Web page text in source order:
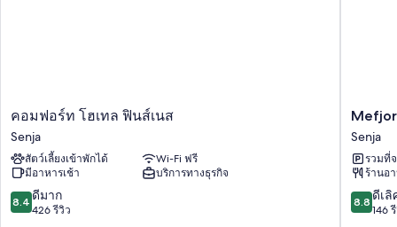
ฝักบัวและไดร์เป่าผม
สวนที่มีรั้วกั้นแบบส่วนตัวและบริการทำความสะอาด
คอมฟอร์ท
โฮ
เทล
ฟินส์เนส
Senja
คอมฟอร์ท โฮเทล ฟินส์เนส
Senja
สัตว์เลี้ยงเข้าพักได้
Wi-Fi ฟรี
มีอาหารเช้า
บริการทางธุรกิจ
8.4
จาก
8.4 ดีมาก
426 รีวิว
Mefjord
Brygge
Senja
Senja
รวมที่
ร้านอ
8.8
จาก
8.8 ดีเลิ
146